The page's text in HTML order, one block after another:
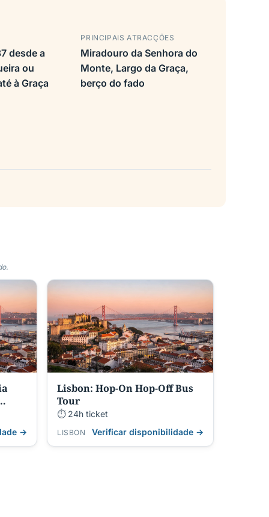
desde a
ou
à Graça
PRINCIPAIS ATRACÇÕES
Miradouro da Senhora do
Monte, Largo da Graça,
berço do fado
→
Lisbon: Hop-On Hop-Off Bus
Tour
⏱ 24h ticket
LISBON Verificar disponibilidade →